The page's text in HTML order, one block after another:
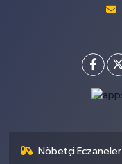
Nöbetçi Eczaneler